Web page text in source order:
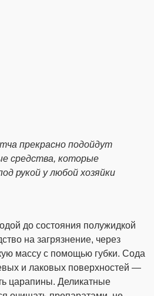
прекрасно подойдут
средства, которые
рукой у любой хозяйки
до состояния полужидкой
на загрязнение, через
массу с помощью губки. Сода
и лаковых поверхностей —
царапины. Деликатные